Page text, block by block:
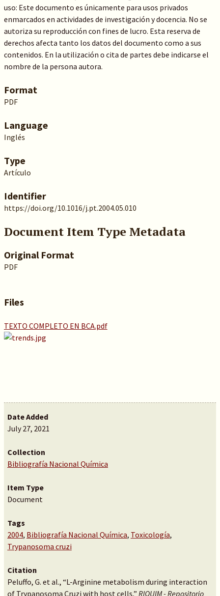
uso: Este documento es únicamente para usos privados
enmarcados en actividades de investigación y docencia. No se
autoriza su reproducción con fines de lucro. Esta reserva de
derechos afecta tanto los datos del documento como a sus
contenidos. En la utilización o cita de partes debe indicarse el
nombre de la persona autora.
Format
PDF
Language
Inglés
Type
Artículo
Identifier
https://doi.org/10.1016/j.pt.2004.05.010
Document Item Type Metadata
Original Format
PDF
Files
TEXTO COMPLETO EN BCA.pdf
Date Added
July 27, 2021
Collection
Bibliografía Nacional Química
Item Type
Document
Tags
2004, Bibliografía Nacional Química, Toxicología,
Trypanosoma cruzi
Citation
Peluffo, G. et al., “L-Arginine metabolism during interaction
of Trypanosoma Cruzi with host cells,” RIQUIM - Repositorio